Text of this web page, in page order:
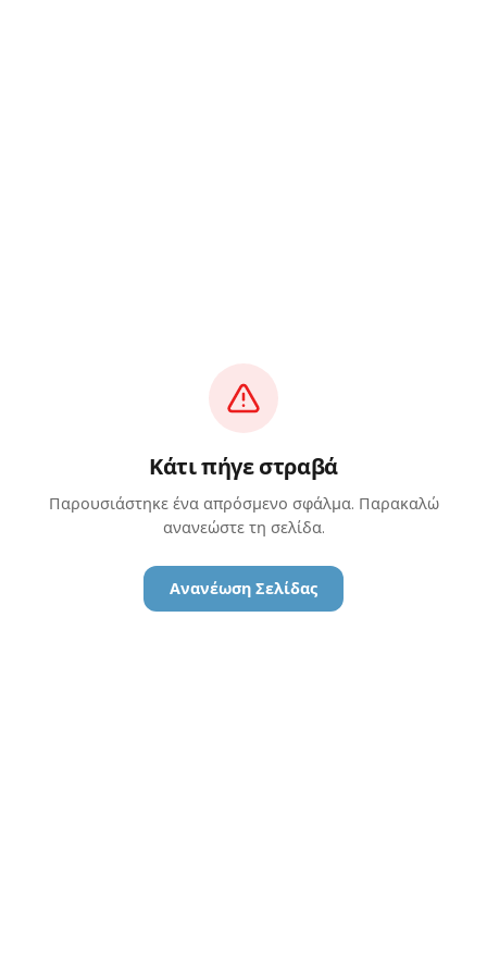
Κάτι πήγε στραβά
Παρουσιάστηκε ένα απρόσμενο σφάλμα. Παρακαλώ
ανανεώστε τη σελίδα.
Ανανέωση Σελίδας